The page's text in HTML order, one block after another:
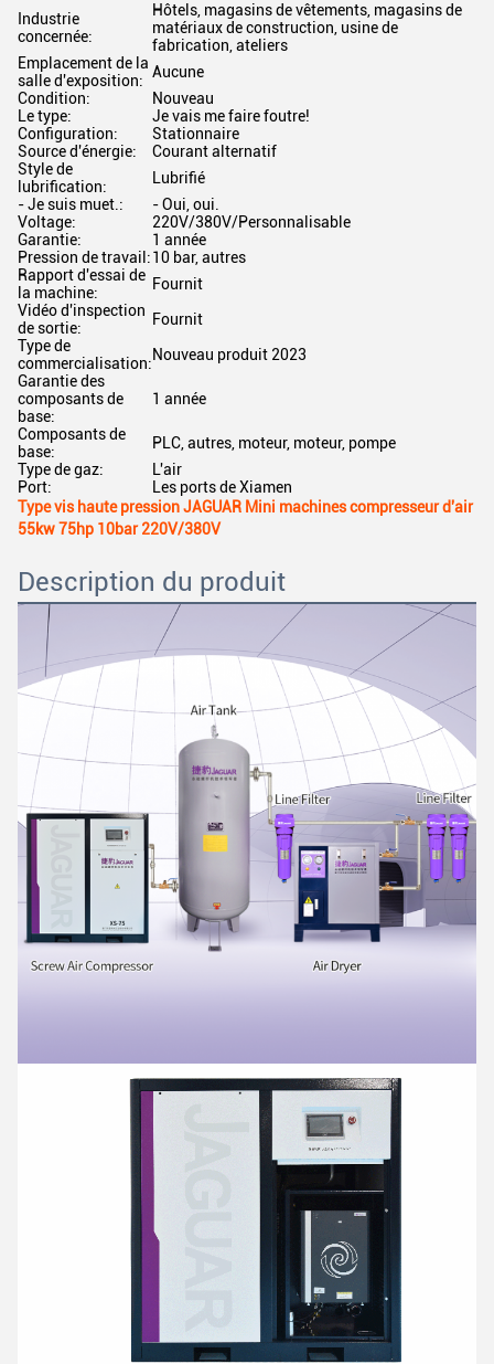
Industrie
concernée:
Hôtels, magasins de vêtements, magasins de
matériaux de construction, usine de
fabrication, ateliers
Emplacement de la
salle d'exposition: Aucune
Condition:
Nouveau
Le type:
Je vais me faire foutre!
Configuration:
Stationnaire
Source d'énergie:
Courant alternatif
Style de
lubrification:
Lubrifié
- Je suis muet.:
- Oui, oui.
Voltage:
220V/380V/Personnalisable
Garantie:
1 année
Pression de travail:10 bar, autres
Rapport d'essai de
la machine:
Fournit
Vidéo d'inspection
de sortie:
Fournit
Type de
commercialisation:Nouveau produit 2023
Garantie des
composants de
base:
1 année
Composants de
base:
PLC, autres, moteur, moteur, pompe
Type de gaz:
L'air
Port:
Les ports de Xiamen
Type vis haute pression JAGUAR Mini machines compresseur d'air
55kw 75hp 10bar 220V/380V
Description du produit